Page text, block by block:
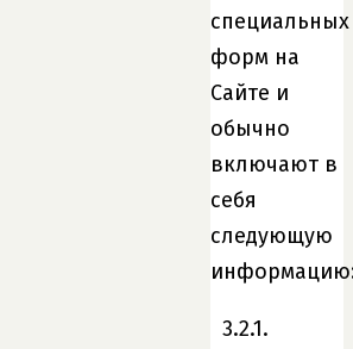
специальных
форм на
Сайте и
обычно
включают в
себя
следующую
3.2.1.